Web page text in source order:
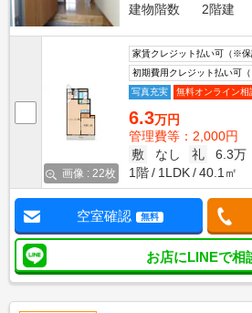
建物階数
2階建
画像 : 22枚
家賃クレジット払い可（※保
初期費用クレジット払い可
写真充実
無料オンライン相
6.3万円
管理費等：2,000円
敷
なし 礼
6.3万
1階
1LDK 40.1㎡
空室確認 無料
お店にLINEで相